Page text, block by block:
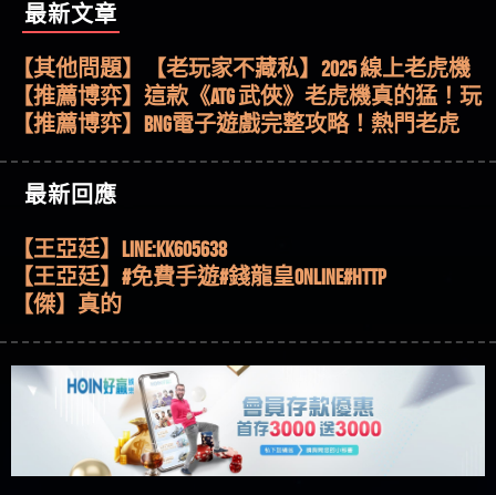
最新文章
【其他問題】用理性數據指路，開啟你的高回報
娛樂之旅
【其他問題】【老玩家不藏私】2025 線上老虎機
這樣挑！RTP、波動率和平台安全的全攻略！
【推薦博弈】這款《ATG 武俠》老虎機真的猛！玩
過才知道什麼叫超過3萬種中獎方式！
【推薦博弈】BNG電子遊戲完整攻略！熱門老虎
51,000倍數玩法攻略，輕鬆稱霸老虎機！
【其他問題】「拆解力智投資詐騙套路緊急追討
賴zg369」力智投資是不是詐騙 力智投資是真的嗎
力智投資是詐騙嗎 南部老翁還在癡迷力智投資高
回報獲利 請不要在匯款
【其他問題】 【遇天盛商行詐騙追回資金賴
zg369】天盛商行詐騙 天盛商行是不是詐騙 天盛商
行是真的嗎 天盛商行是詐騙嗎 被天盛商行詐騙一
招教你拿回
【其他問題】 受害者援助賴【zg369】退休老翁被
大戶e點靈詐騙痛不欲生 大戶e點靈是真的嗎 大戶e
點靈是不是詐騙 大戶e點靈是詐騙嗎 大戶e點靈無
法出金 （大戶e點靈）教你如何規避詐騙陷阱
【其他問題】 弘記投資詐騙持續收割國人中【免
費討回資金賴zg369】弘記投資是詐騙嗎 弘記投資
是不是詐騙 弘記投資是真的嗎 被弘記投資詐騙的
錢怎麼辦 本文教你如何拿回被騙資金
【其他問題】 被騙追回賴【zg369】KnTop利用新型
詐騙手法欺詐群眾 KnTop是真的嗎 KnTop是不是詐騙
KnTop是詐騙嗎 【KnTop】KnTop無法出金 被KnTop詐騙
的錢一招拿回
【其他問題】機台運算專案詐騙持續收割國人中
【免費討回資金賴zg369】機台運算專案是詐騙嗎
機台運算專案是不是詐騙 機台運算專案是真的嗎
被機台運算專案詐騙的錢怎麼辦 本文教你如何拿
【其他問題】 Hoyabit詐騙持續收割國人中【免費
討回資金賴zg369】Hoyabit是詐騙嗎 Hoyabit是不是詐
騙 Hoyabit是真的嗎 被HoyabitHoyabit詐騙的錢怎麼辦
本文教你如何拿回被騙資金
【其他問題】KS.M多元化行銷詐騙持續收割國人
中【免費討回資金賴zg369】KS.M多元化行銷是詐
騙嗎 KS.M多元化行銷是不是詐騙 KS.M多元化行銷是
真的嗎 被KS.M多元化行銷詐騙的錢怎麼辦 本文教
你如何拿回被騙資金
【其他問題】免費追回賴「zg369」深度解析野原
家 Family & Love如何詐騙 野原家 Family & Love是不是詐
騙 野原家 Family & Love是真的嗎 野原家 Family & Love是
詐騙嗎 165多次通報野原家 Family & Love是詐騙平台
【其他問題】元盈橋詐騙持續收割國人中【免費
討回資金賴zg369】元盈橋是詐騙嗎 元盈橋是不是
詐騙 元盈橋是真的嗎 被元盈橋詐騙的錢怎麼辦
【其他問題】被騙追回賴【zg369】M.L.Edge利用新
型詐騙手法欺詐群眾 M.L.Edge是真的嗎 M.L.Edge是不
【其他問題】 Robinhood詐騙持續收割國人中【免
最新回應
【傑】推代理真的好相處
回答
【王亞廷】LINE:kK605638
【王亞廷】#免費手遊#錢龍皇ONLINE#http
【傑】真的
【Wei】讚
【沈樂慧】又是九州??爛死了黑網不要玩
【林伊依】爛死了拉贏錢直接鎖帳號可以去吃屎
【陳靜茹】推薦小畢，我也是小畢的會員～～
【黃家羭】推推